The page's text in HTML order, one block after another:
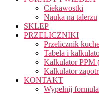
Ciekawostki
Nauka na talerzu
SKLEP
PRZELICZNIKI
Przelicznik
Tabela i
Kalkulator PPM
Kalkulator
KONTAKT
Wypełnij